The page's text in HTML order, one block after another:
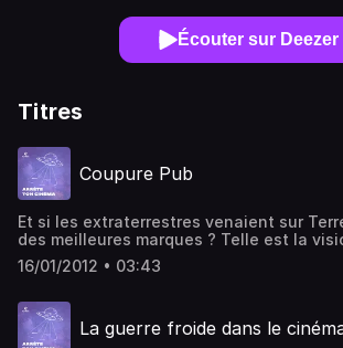
Écouter sur Deezer
Titres
Coupure Pub
Et si les extraterrestres venaient sur
des meilleures marques ? Telle est la
des spots publicitaires aujourd'hui
Inversement, toujours dans la publicité,
modernité. Retour sur une publicité
montage et voix : Jérémy Quérenet.
16/01/2012 • 03:43
La guerre froide dans le